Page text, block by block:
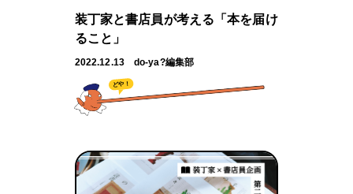
装丁家と書店員が考える「本を届け
ること」
2022.12.13 do-ya?編集部
どや！